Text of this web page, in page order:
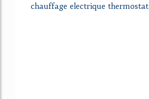
chauffage electrique thermostat